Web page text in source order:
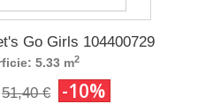
Go Girls 104400729
5.33 m2
51,40 € -10%